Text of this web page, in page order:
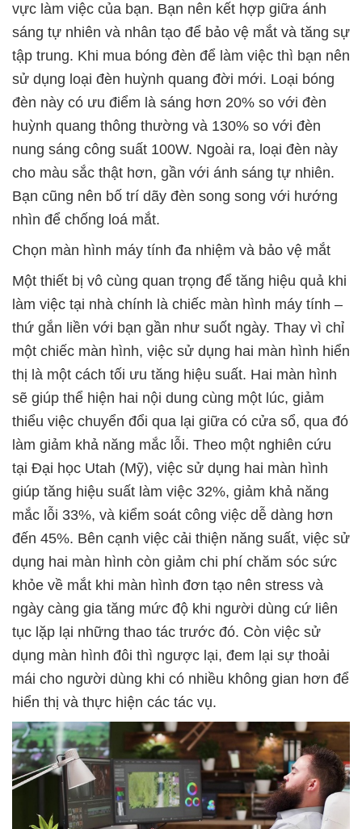
vực làm việc của bạn. Bạn nên kết hợp giữa ánh
sáng tự nhiên và nhân tạo để bảo vệ mắt và tăng sự
tập trung. Khi mua bóng đèn để làm việc thì bạn nên
sử dụng loại đèn huỳnh quang đời mới. Loại bóng
đèn này có ưu điểm là sáng hơn 20% so với đèn
huỳnh quang thông thường và 130% so với đèn
nung sáng công suất 100W. Ngoài ra, loại đèn này
cho màu sắc thật hơn, gần với ánh sáng tự nhiên.
Bạn cũng nên bố trí dãy đèn song song với hướng
nhìn để chống loá mắt.
Chọn màn hình máy tính đa nhiệm và bảo vệ mắt
Một thiết bị vô cùng quan trọng để tăng hiệu quả khi
làm việc tại nhà chính là chiếc màn hình máy tính –
thứ gắn liền với bạn gần như suốt ngày. Thay vì chỉ
một chiếc màn hình, việc sử dụng hai màn hình hiển
thị là một cách tối ưu tăng hiệu suất. Hai màn hình
sẽ giúp thể hiện hai nội dung cùng một lúc, giảm
thiểu việc chuyển đổi qua lại giữa có cửa sổ, qua đó
làm giảm khả năng mắc lỗi. Theo một nghiên cứu
tại Đại học Utah (Mỹ), việc sử dụng hai màn hình
giúp tăng hiệu suất làm việc 32%, giảm khả năng
mắc lỗi 33%, và kiểm soát công việc dễ dàng hơn
đến 45%. Bên cạnh việc cải thiện năng suất, việc sử
dụng hai màn hình còn giảm chi phí chăm sóc sức
khỏe về mắt khi màn hình đơn tạo nên stress và
ngày càng gia tăng mức độ khi người dùng cứ liên
tục lặp lại những thao tác trước đó. Còn việc sử
dụng màn hình đôi thì ngược lại, đem lại sự thoải
mái cho người dùng khi có nhiều không gian hơn để
hiển thị và thực hiện các tác vụ.